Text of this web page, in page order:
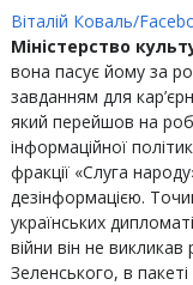
Віталій Коваль/
Міністерство
вона пасує йому за
завданням для
який перейшов на
інформаційної
фракції «Слуга
дезінформацією.
українських
війни він не
Зеленського, в